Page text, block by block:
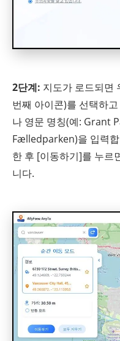
2단계: 지도가 로드되면
번째 아이콘)를 선택하
나 영문 명칭(예: Grant
Fælledparken)을 입력
한 후 [이동하기]를 누르
니다.